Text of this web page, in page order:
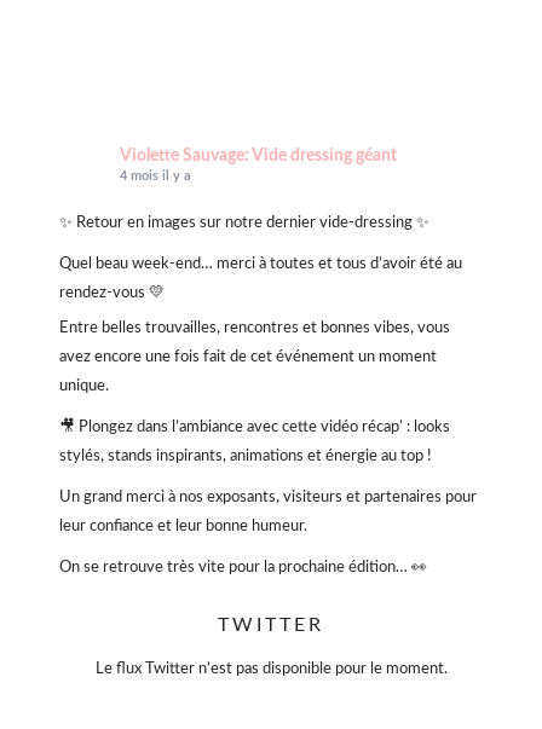
Violette Sauvage: Vide dressing géant
4 mois il y a
✨ Retour en images sur notre dernier vide-dressing ✨
Quel beau week-end… merci à toutes et tous d’avoir été au
rendez-vous 💛
Entre belles trouvailles, rencontres et bonnes vibes, vous
avez encore une fois fait de cet événement un moment
unique.
🎥 Plongez dans l’ambiance avec cette vidéo récap’ : looks
stylés, stands inspirants, animations et énergie au top !
Un grand merci à nos exposants, visiteurs et partenaires pour
leur confiance et leur bonne humeur.
On se retrouve très vite pour la prochaine édition… 👀
Vidéo
TWITTER
Le flux Twitter n’est pas disponible pour le moment.